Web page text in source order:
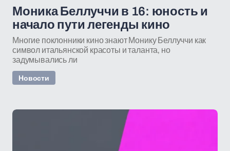
Моника Беллуччи в 16: юность и
начало пути легенды кино
Многие поклонники кино знают Монику Беллуччи как
символ итальянской красоты и таланта, но
задумывались ли
Новости